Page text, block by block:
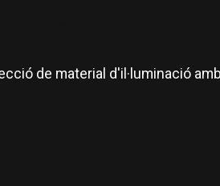
de material d'il·luminació